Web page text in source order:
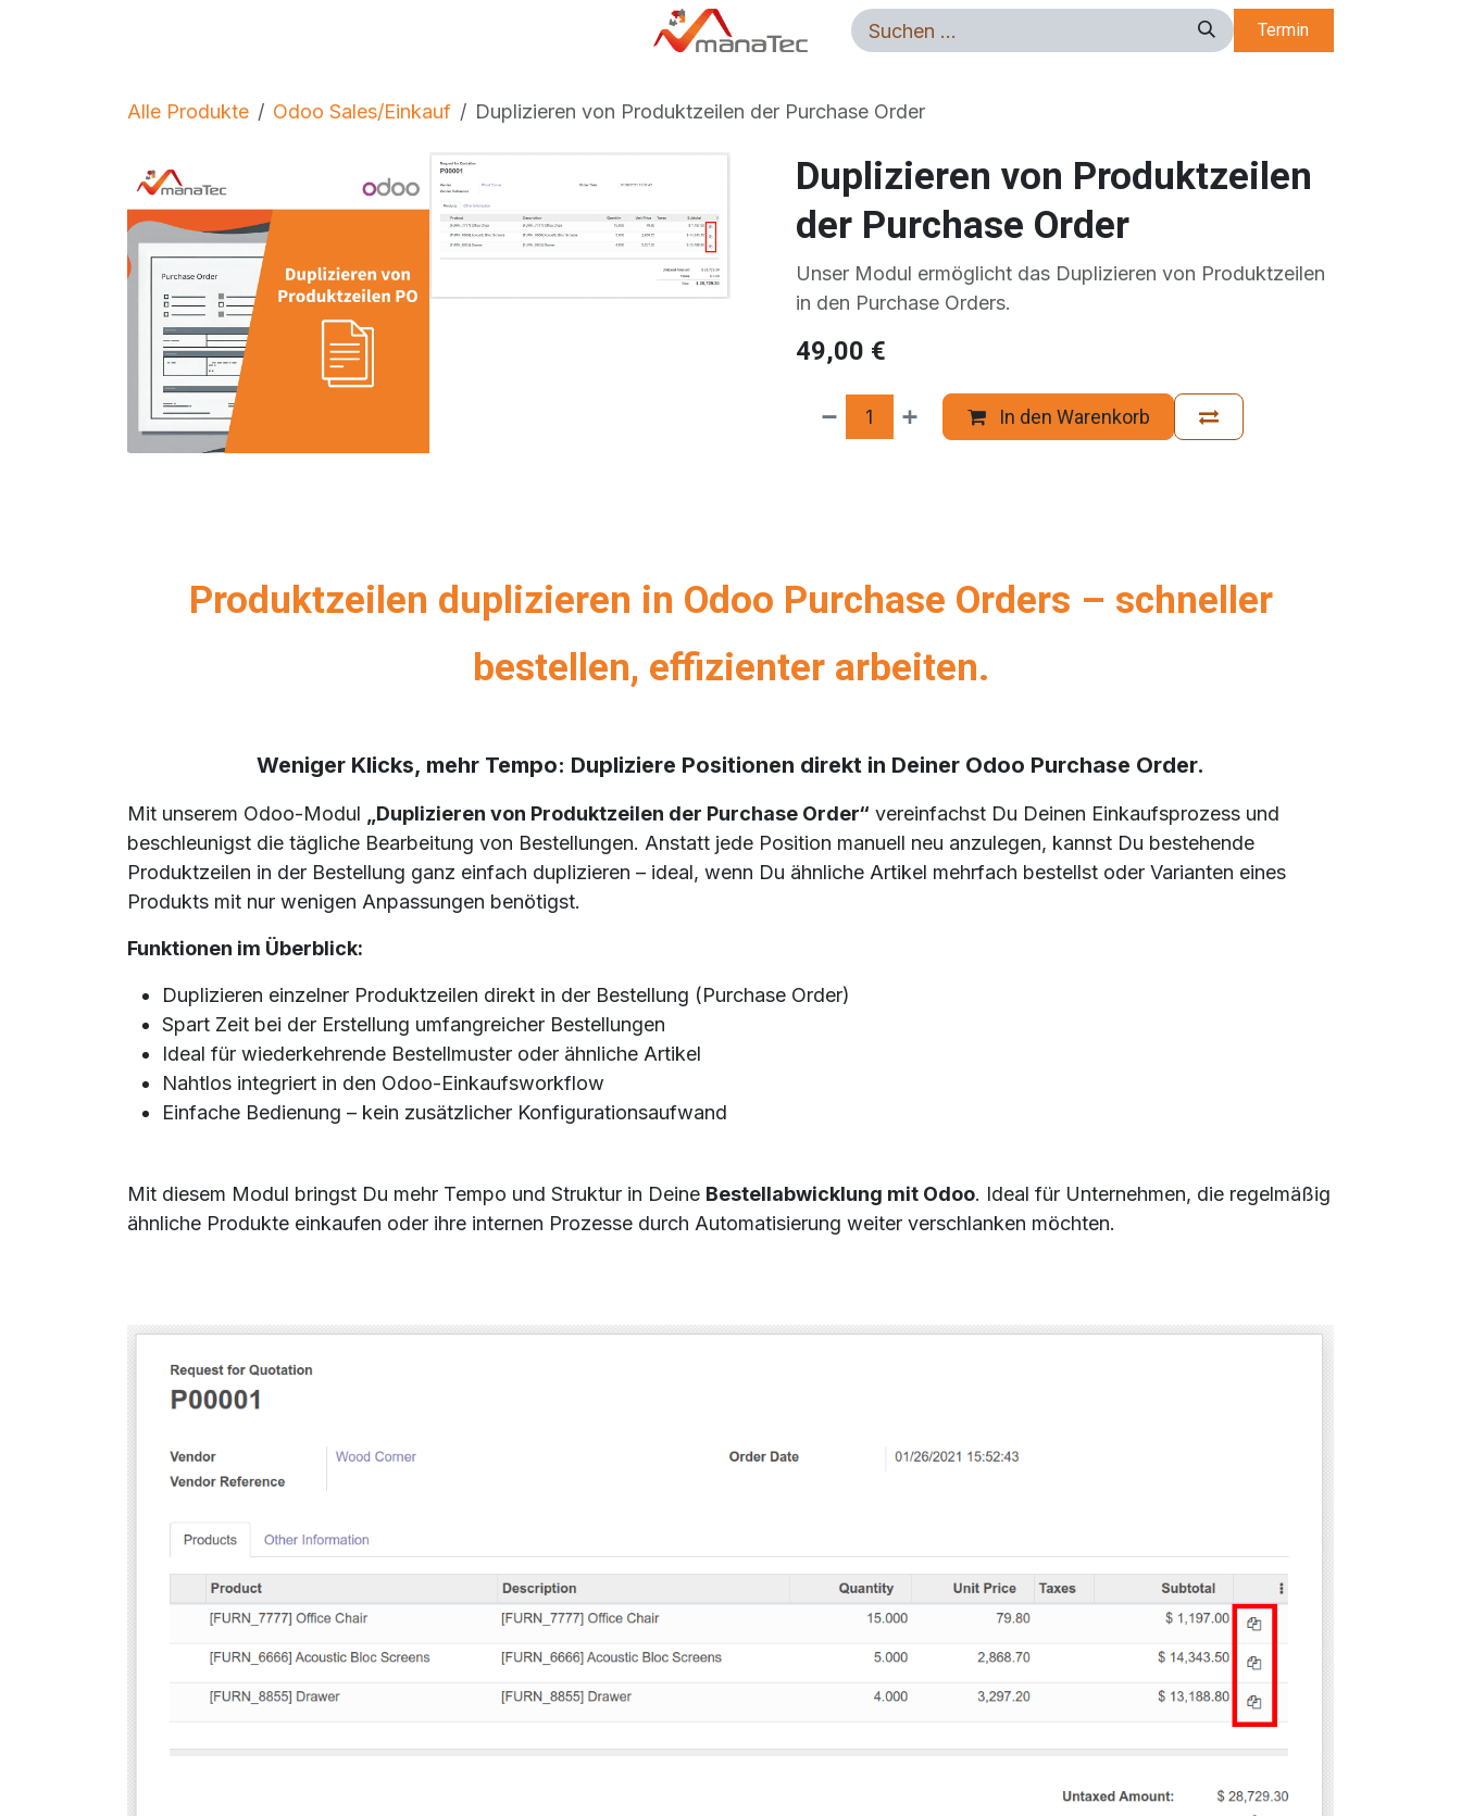
Auftrag Widerrufen Termin
Alle Produkte Odoo Sales/Einkauf Duplizieren von Produktzeilen der Purchase Order
Duplizieren von Produktzeilen
der Purchase Order
Unser Modul ermöglicht das Duplizieren von Produktzeilen
in den Purchase Orders.
49,00 €
In den Warenkorb
Produktzeilen duplizieren in Odoo Purchase Orders – schneller
bestellen, effizienter arbeiten.
Weniger Klicks, mehr Tempo: Dupliziere Positionen direkt in Deiner Odoo Purchase Order.
Mit unserem Odoo-Modul „Duplizieren von Produktzeilen der Purchase Order“ vereinfachst Du Deinen Einkaufsprozess und
beschleunigst die tägliche Bearbeitung von Bestellungen. Anstatt jede Position manuell neu anzulegen, kannst Du bestehende
Produktzeilen in der Bestellung ganz einfach duplizieren – ideal, wenn Du ähnliche Artikel mehrfach bestellst oder Varianten eines
Produkts mit nur wenigen Anpassungen benötigst.
Funktionen im Überblick:
Duplizieren einzelner Produktzeilen direkt in der Bestellung (Purchase Order)
Spart Zeit bei der Erstellung umfangreicher Bestellungen
Ideal für wiederkehrende Bestellmuster oder ähnliche Artikel
Nahtlos integriert in den Odoo-Einkaufsworkflow
Einfache Bedienung – kein zusätzlicher Konfigurationsaufwand
Mit diesem Modul bringst Du mehr Tempo und Struktur in Deine Bestellabwicklung mit Odoo. Ideal für Unternehmen, die regelmäßig
ähnliche Produkte einkaufen oder ihre internen Prozesse durch Automatisierung weiter verschlanken möchten.